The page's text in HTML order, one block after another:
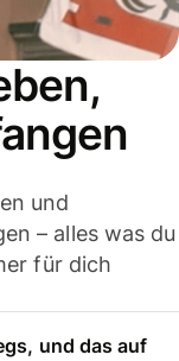
und
– alles was du
für dich
und das auf